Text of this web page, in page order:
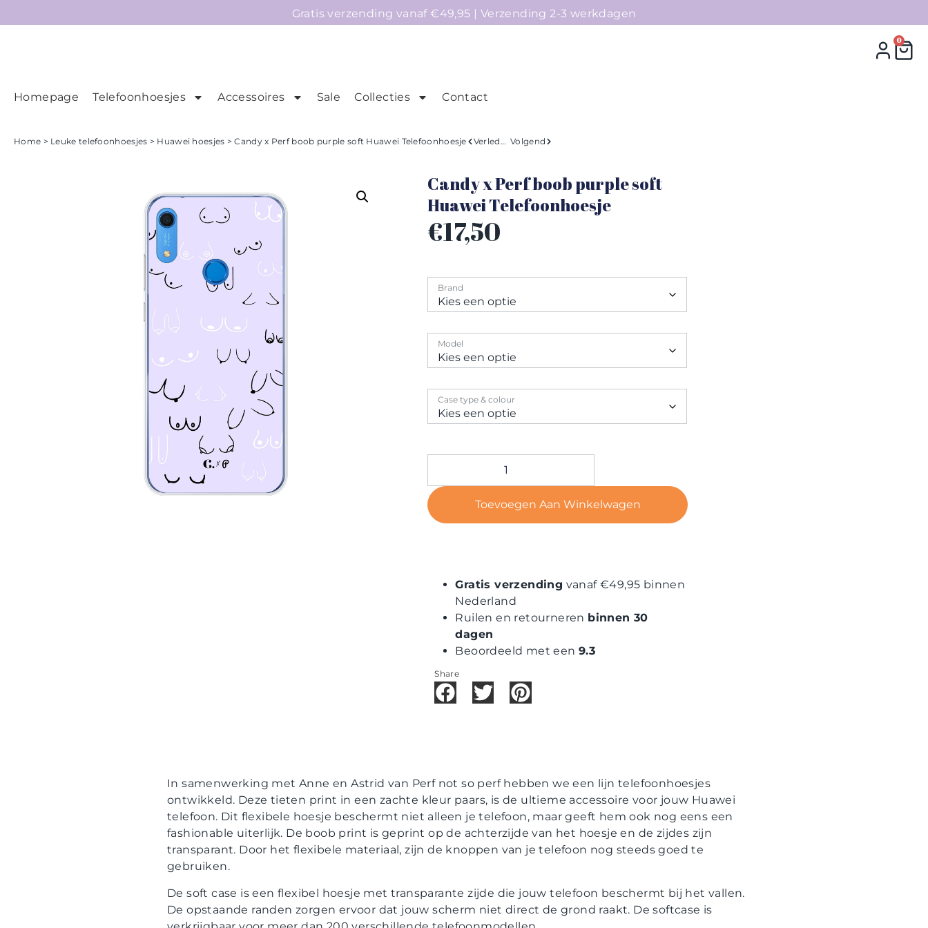
Gratis verzending vanaf €49,95 | Verzending 2-3 werkdagen
0
Homepage Telefoonhoesjes Accessoires Sale Collecties Contact
Home > Leuke telefoonhoesjes > Huawei hoesjes > Candy x Perf boob purple soft Huawei Telefoonhoesje Verleden Volgend
Candy x Perf boob purple soft
Huawei Telefoonhoesje
€17,50
Brand
Model
Case type & colour
Toevoegen Aan Winkelwagen
Gratis verzending vanaf €49,95 binnen
Nederland
Ruilen en retourneren binnen 30
dagen
Beoordeeld met een9.3
Share
In samenwerking met Anne en Astrid van Perf not so perf hebben we een lijn telefoonhoesjes
ontwikkeld. Deze tieten print in een zachte kleur paars, is de ultieme accessoire voor jouw Huawei
telefoon. Dit flexibele hoesje beschermt niet alleen je telefoon, maar geeft hem ook nog eens een
fashionable uiterlijk. De boob print is geprint op de achterzijde van het hoesje en de zijdes zijn
transparant. Door het flexibele materiaal, zijn de knoppen van je telefoon nog steeds goed te
gebruiken.
De soft case is een flexibel hoesje met transparante zijde die jouw telefoon beschermt bij het vallen.
De opstaande randen zorgen ervoor dat jouw scherm niet direct de grond raakt. De softcase is